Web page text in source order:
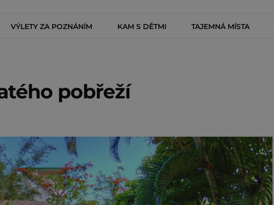
VÝLETY ZA POZNÁNÍM KAM S DĚTMI TAJEMNÁ MÍSTA
pobřeží